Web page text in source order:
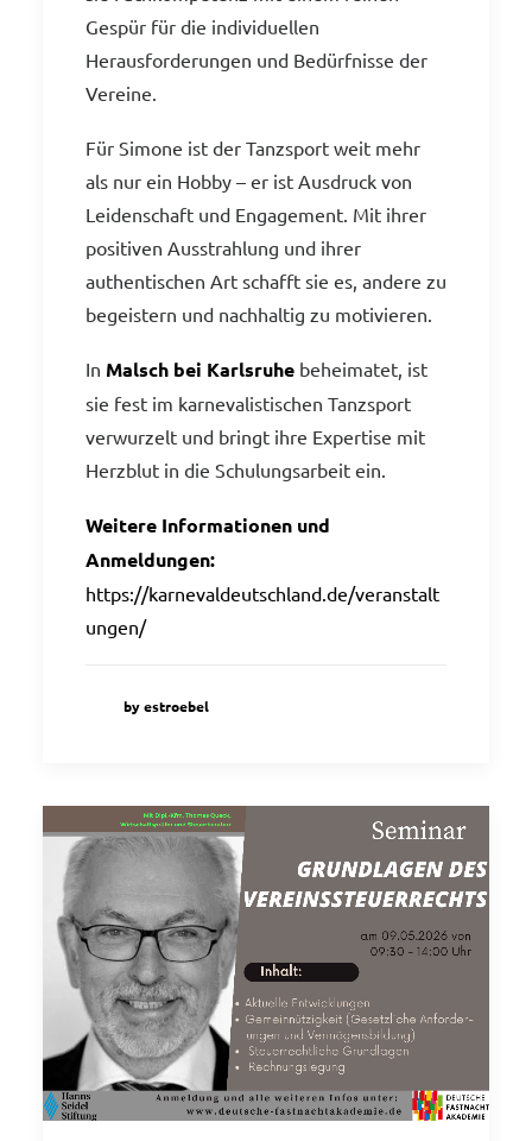
Gespür für die individuellen
Herausforderungen und Bedürfnisse der
Vereine.
Für Simone ist der Tanzsport weit mehr
als nur ein Hobby – er ist Ausdruck von
Leidenschaft und Engagement. Mit ihrer
positiven Ausstrahlung und ihrer
authentischen Art schafft sie es, andere zu
begeistern und nachhaltig zu motivieren.
In Malsch bei Karlsruhe beheimatet, ist
sie fest im karnevalistischen Tanzsport
verwurzelt und bringt ihre Expertise mit
Herzblut in die Schulungsarbeit ein.
Weitere Informationen und
Anmeldungen:
https://karnevaldeutschland.de/veranstalt
ungen/
by estroebel